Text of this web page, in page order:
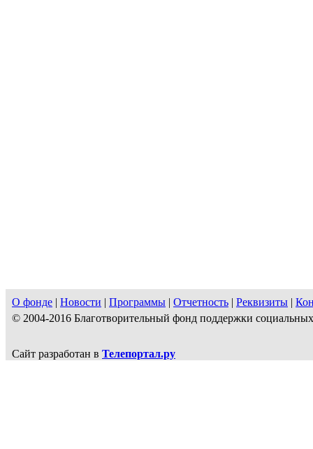
О фонде | Новости | Программы | Отчетность | Реквизиты |
© 2004-2016 Благотворительный фонд поддержки
Сайт разработан в Телепортал.ру